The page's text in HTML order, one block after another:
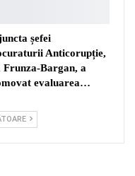
șefei
Anticorupție,
Frunza-Bargan, a
evaluarea…